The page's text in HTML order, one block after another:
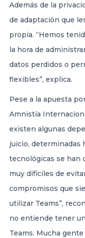
Además de la
de adaptación que
propia. “Hemos
la hora de
datos perdidos o
flexibles”, explica.
Pese a la apuesta
Amnistía
existen algunas
juicio, determinadas
tecnológicas se han
muy difíciles de
compromisos que
utilizar Teams”,
no entiende tener
Teams. Mucha